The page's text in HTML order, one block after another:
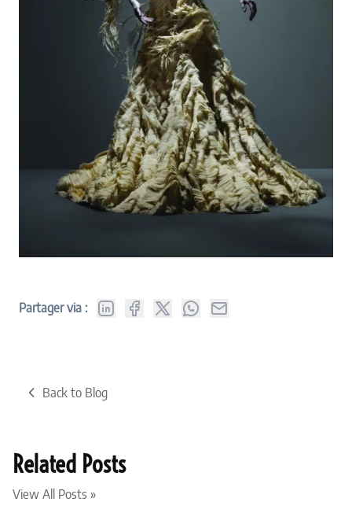
Partager via :
Back to Blog
Related Posts
View All Posts »